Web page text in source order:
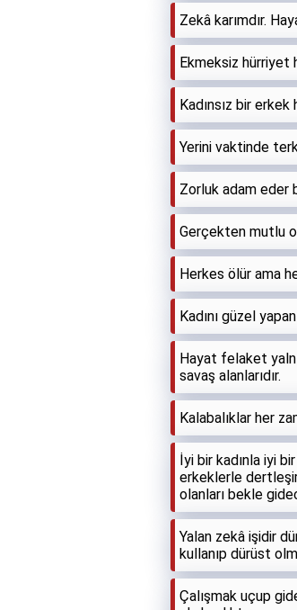
Zekâ karımdır.
Ekmeksiz hürriyet
Kadınsız bir
Yerini vaktinde
Zorluk adam eder
Gerçekten mutlu
Herkes ölür ama
Kadını güzel
Hayat felaket
savaş alanlarıdır.
Kalabalıklar her
İyi bir kadınla iyi
erkeklerle
olanları bekle
Yalan zekâ işidir
kullanıp dürüst
Çalışmak uçup